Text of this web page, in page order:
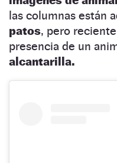
las columnas están
patos, pero
presencia de un
alcantarilla.